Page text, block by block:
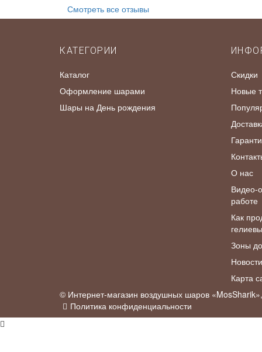
Смотреть все отзывы
КАТЕГОРИИ
Каталог
Оформление шарами
Шары на День рождения
Скидки
Новые
О нас
Видео-
работе
Как
Зоны
Новости
Карта
© Интернет-магазин воздушных шаров
Политика конфиденциальности